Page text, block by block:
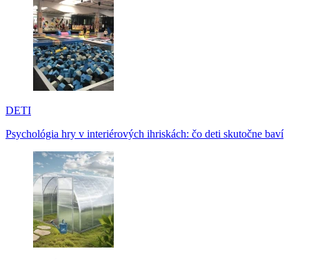
DETI
Psychológia hry v interiérových ihriskách: čo deti skutočne baví